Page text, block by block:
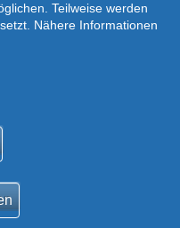
Teilweise werden
Nähere Informationen